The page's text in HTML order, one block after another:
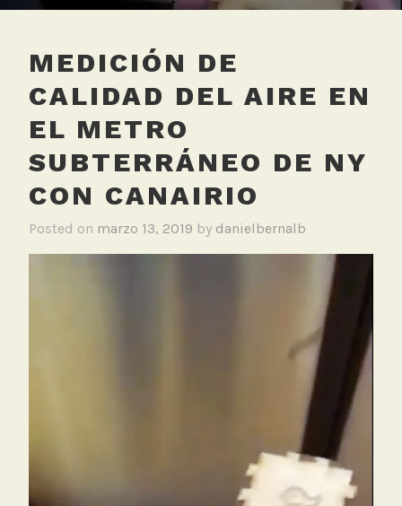
MEDICIÓN DE
CALIDAD DEL AIRE EN
EL METRO
SUBTERRÁNEO DE NY
CON CANAIRIO
Posted on marzo 13, 2019 by danielbernalb